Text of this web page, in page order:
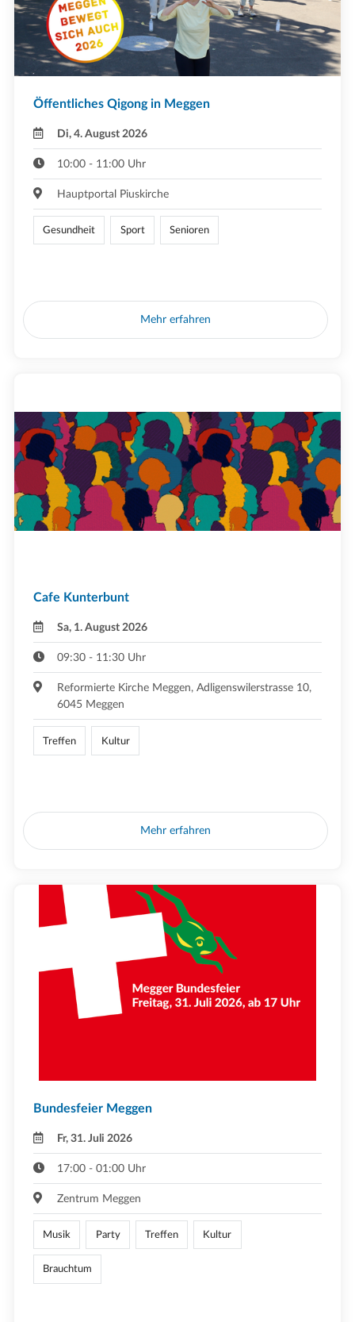
Öffentliches Qigong in Meggen
Di, 4. August 2026
10:00 - 11:00 Uhr
Hauptportal Piuskirche
Gesundheit Sport Senioren
Mehr erfahren
Cafe Kunterbunt
Sa, 1. August 2026
09:30 - 11:30 Uhr
Reformierte Kirche Meggen, Adligenswilerstrasse 10,
6045 Meggen
Treffen Kultur
Mehr erfahren
Bundesfeier Meggen
Fr, 31. Juli 2026
17:00 - 01:00 Uhr
Zentrum Meggen
Musik Party Treffen Kultur
Brauchtum